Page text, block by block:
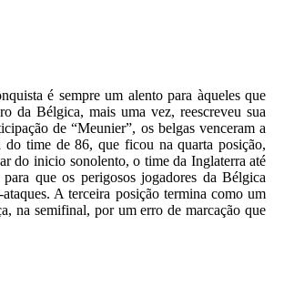
é sempre um alento para àqueles que
da Bélgica, mais uma vez, reescreveu sua
de “Meunier”, os belgas venceram a
do time de 86, que ficou na quarta posição,
do inicio sonolento, o time da Inglaterra até
que os perigosos jogadores da Bélgica
A terceira posição termina como um
na semifinal, por um erro de marcação que